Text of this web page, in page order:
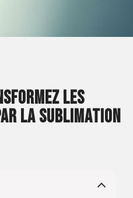
LES
LA SUBLIMATION